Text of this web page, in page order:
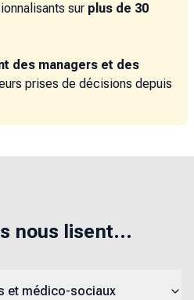
sur plus de 30
des managers et des
prises de décisions depuis
nous lisent...
et médico-sociaux